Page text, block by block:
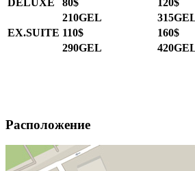
DELUXE
80$
120$
210GEL
EX.SUITE 110$
160$
290GEL
Расположение